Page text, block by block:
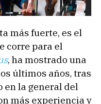
más fuerte, es el
corre para el
, ha mostrado una
últimos años, tras
en la general del
más experiencia y